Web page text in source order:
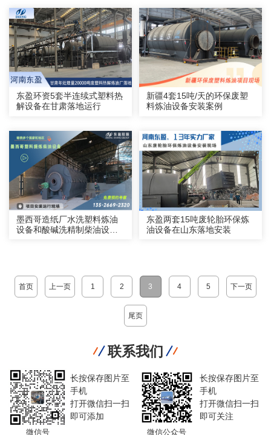
东盈环资5套半连续式塑料热
解设备在甘肃落地运行
新疆4套15吨/天的环保废塑
料炼油设备安装案例
墨西哥造纸厂水洗塑料炼油
设备和酸碱洗精制柴油设备
东盈两套15吨废轮胎环保炼
油设备在山东落地安装
首页 上一页 1 2 3 4 5 下一页
尾页
联系我们
微信号
长按保存图片至
手机
打开微信扫一扫
即可添加
微信公众号
长按保存图片至
手机
打开微信扫一扫
即可关注